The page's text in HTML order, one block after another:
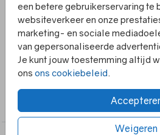
een betere gebruikerservaring te
websiteverkeer en onze
marketing- en sociale
van gepersonaliseerde
Je kunt jouw toestemming altijd
ons ons cookiebeleid.
Weigeren
Omschrijving
Een save the date kaart met ronde
bovenkant. Op deze mooie blauwe
uit. Op de achterkant is ruimte voor
Collectie